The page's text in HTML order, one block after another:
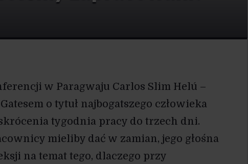
w Paragwaju Carlos Slim Helú –
o tytuł najbogatszego człowieka
tygodnia pracy do trzech dni.
mieliby dać w zamian, jego głośna
na temat tego, dlaczego przy